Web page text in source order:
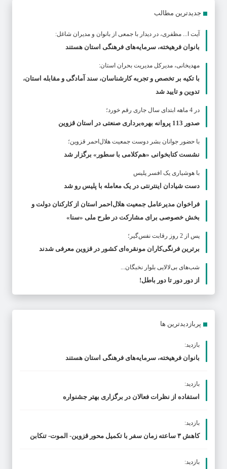
جدیدترین مطالب
آیت ا... مظفری، در دیدار با جمعی از بانوان و مدیران شاغل:
بانوان فرهیخته، سرمایه‌های فرهنگی استان هستند
مهدیخانی، مدیرکل مدیریت بحران استان:
با تکیه بر تخصص و تجربه کارشناسان، سند آمادگی و مقابله استان،
تدوین و تایید شد
در 4 ماهه ابتدای سال جاری رقم خورد؛
صدور 113 پروانه بهره‌برداری صنعتی در استان قزوین
با حضور جوانان بشر دوست جمعیت هلال‌احمر قزوین؛
نشست کتابخوانی «هم‌کلامی با سطور» برگزار شد
با هوشیاری یک افسر پلیس
دست شیادان اینترنتی در یک معامله با پلیس رو شد
فراخوان مدیرعامل جمعیت هلال‌احمر استان از کارکنان دولت و
بخش خصوصی برای مشارکت در طرح ملی «سنا»
پس از 2 روز رقابت نفس‌گیر؛
برترین فرنگی‌کاران مونقره‌ای کشور در قزوین معرفی شدند
شب‌های بی‌لالایی بلوار نخبگان...
از دور دور تا دور باطل!
پربازدیدترین ها
بازدید:
بانوان فرهیخته، سرمایه‌های فرهنگی استان هستند
بازدید:
استفاده از نظرات فعالان در برگزاری بهتر جشنواره
بازدید:
کاهش ۳ ساعته زمان سفر با تکمیل محور قزوین- الموت- تنکابن
بازدید: